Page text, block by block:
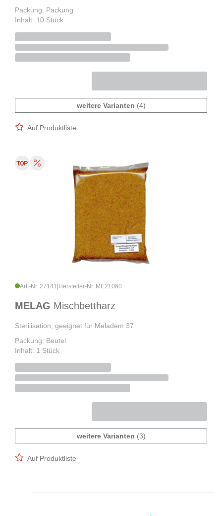
Packung: Packung
Inhalt: 10 Stück
weitere Varianten (4)
Auf Produktliste
Art.-Nr. 27141 Hersteller-Nr. ME21060
MELAG Mischbettharz
Sterilisation, geeignet für Meladem 37
Packung: Beutel
Inhalt: 1 Stück
weitere Varianten (3)
Auf Produktliste